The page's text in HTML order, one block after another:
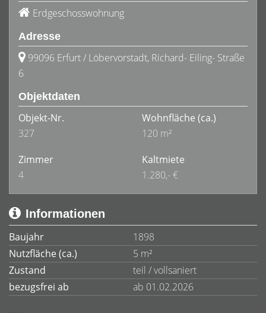
Erdgeschosswohnung
Adresse
99096 Erfurt / Löbervorstadt, Richard- Eiling- Straße
6
Objektdaten
Objekt-Nr.
327
Wohnfläche (ca.)
120 m²
Zimmer
4
Kaltmiete
1.280,- €
Informationen
Baujahr
1898
Nutzfläche (ca.)
5 m²
Zustand
teil / vollsaniert
bezugsfrei ab
ab 01.02.2026